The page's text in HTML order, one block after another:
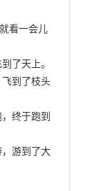
看一会儿
了天上。
到了枝头
终于跑到
游到了大